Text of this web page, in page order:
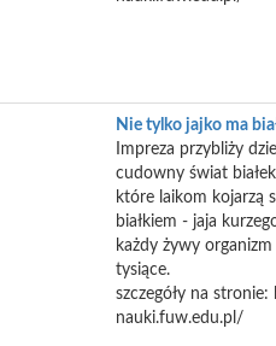
Nie tylko jajko ma
Impreza przybliży
cudowny świat
które laikom kojarzą
białkiem - jaja
każdy żywy
tysiące.
szczegóły na
nauki.fuw.edu.pl/